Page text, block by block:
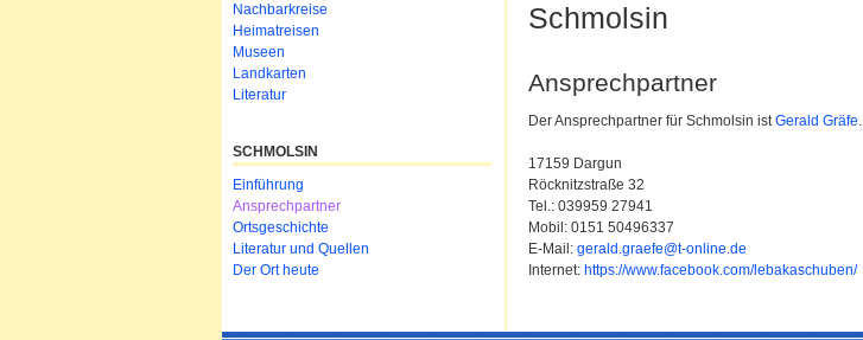
Schmolsin
Ansprechpartner
Der Ansprechpartner für Schmolsin istGerald Gräfe.
17159 Dargun
Röcknitzstraße 32
Tel.: 039959 27941
Mobil: 0151 50496337
E-Mail: gerald.graefe@t-online.de
Internet: https://www.facebook.com/lebakaschuben/
Nachbarkreise
Heimatreisen
Museen
Landkarten
Literatur
SCHMOLSIN
Navigation
überspringen
Einführung
Ansprechpartner
Ortsgeschichte
Literatur und Quellen
Der Ort heute